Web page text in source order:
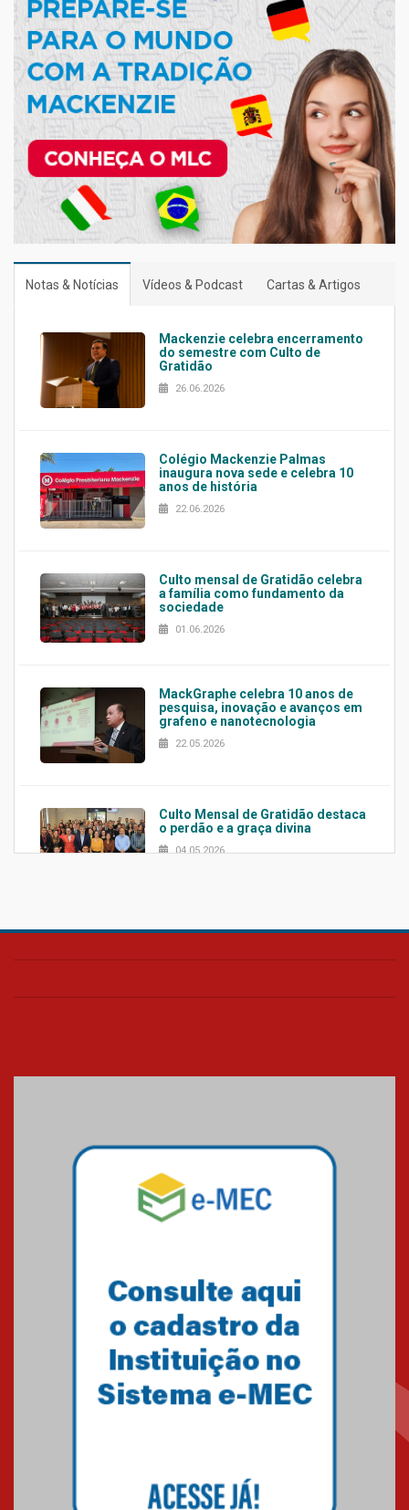
Notas & Notícias Vídeos & Podcast Cartas & Artigos
Mackenzie celebra encerramento
do semestre com Culto de
Gratidão
26.06.2026
Colégio Mackenzie Palmas
inaugura nova sede e celebra 10
anos de história
22.06.2026
Culto mensal de Gratidão celebra
a família como fundamento da
sociedade
01.06.2026
MackGraphe celebra 10 anos de
pesquisa, inovação e avanços em
grafeno e nanotecnologia
22.05.2026
Culto Mensal de Gratidão destaca
o perdão e a graça divina
04.05.2026
Confira como foi o culto mensal
Mackenzie mobiliza campanha
solidária para apoiar famílias em
Minas Gerais
Primeiro culto do ano ressalta o
27.02.2026